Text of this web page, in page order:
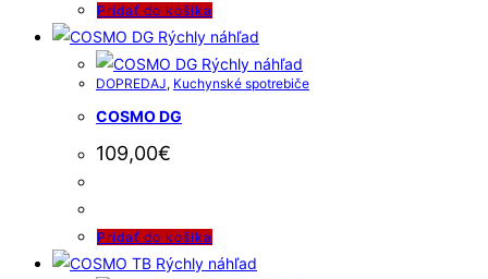
Pridať do košíka
Rýchly náhľad
Rýchly náhľad
DOPREDAJ, Kuchynské spotrebiče
COSMO DG
109,00€
Pridať do košíka
Rýchly náhľad